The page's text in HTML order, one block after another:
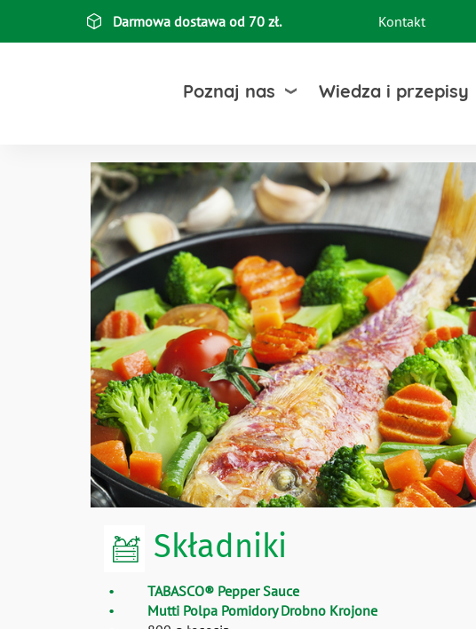
Darmowa dostawa od 70 zł. Kontakt
Poznaj nas Wiedza i przepisy
Składniki
TABASCO® Pepper Sauce
Mutti Polpa Pomidory Drobno Krojone